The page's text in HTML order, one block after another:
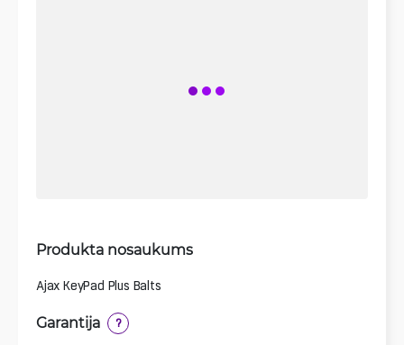
Produkta nosaukums
Ajax KeyPad Plus Balts
Garantija ?